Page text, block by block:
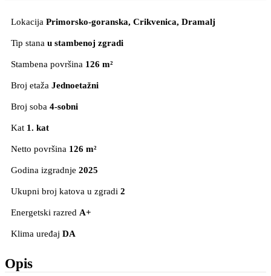
Lokacija Primorsko-goranska, Crikvenica, Dramalj
Tip stana u stambenoj zgradi
Stambena površina 126 m²
Broj etaža Jednoetažni
Broj soba 4-sobni
Kat 1. kat
Netto površina 126 m²
Godina izgradnje 2025
Ukupni broj katova u zgradi 2
Energetski razred A+
Klima uređaj DA
Opis